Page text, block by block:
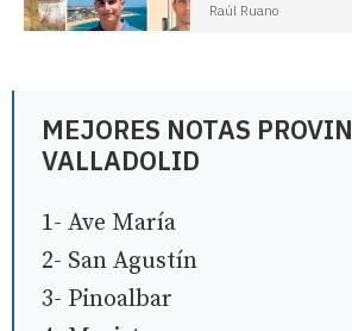
Raúl Ruano
MEJORES NOTAS
VALLADOLID
1- Ave María
2- San Agustín
3- Pinoalbar